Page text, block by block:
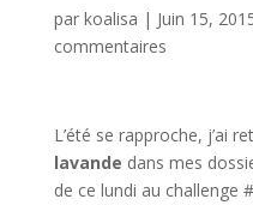
par koalisa | Juin 15,
commentaires
L’été se rapproche, j’ai
lavande dans mes
de ce lundi au challenge